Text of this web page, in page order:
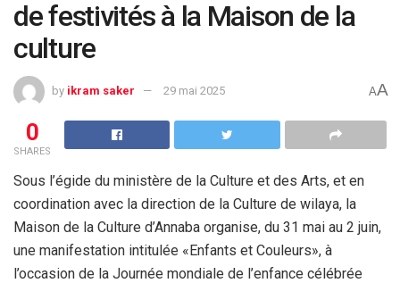
de festivités à la Maison de la
culture
by ikram saker 29 mai 2025 AA
0
SHARES
Sous l’égide du ministère de la Culture et des Arts, et en
coordination avec la direction de la Culture de wilaya, la
Maison de la Culture d’Annaba organise, du 31 mai au 2 juin,
une manifestation intitulée «Enfants et Couleurs», à
l’occasion de la Journée mondiale de l’enfance célébrée